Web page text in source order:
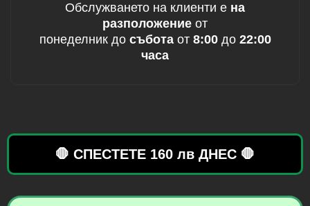
Обслужването на клиенти е на
разположение от
понеделник до съботаот 8:00до 22:00
часа
🛑 СПЕСТЕТЕ 160 лв ДНЕС 🛑